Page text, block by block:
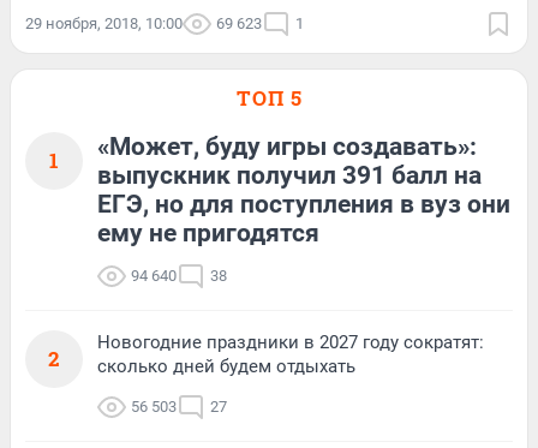
29 ноября, 2018, 10:00 69 623 1
ТОП 5
1
«Может, буду игры создавать»:
выпускник получил 391 балл на
ЕГЭ, но для поступления в вуз они
ему не пригодятся
94 640 38
2
Новогодние праздники в 2027 году сократят:
сколько дней будем отдыхать
56 503 27